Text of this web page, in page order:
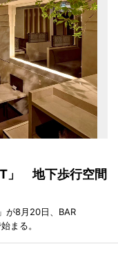
」 地下歩行空間
が8月20日、BAR
まる。